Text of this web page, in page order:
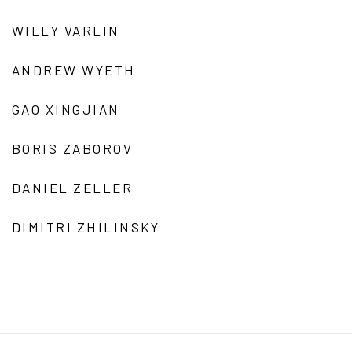
WILLY VARLIN
ANDREW WYETH
GAO XINGJIAN
BORIS ZABOROV
DANIEL ZELLER
DIMITRI ZHILINSKY